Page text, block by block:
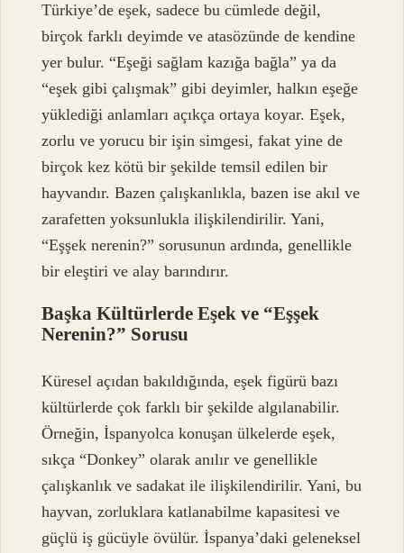
Türkiye’de eşek, sadece bu cümlede değil,
birçok farklı deyimde ve atasözünde de kendine
yer bulur. “Eşeği sağlam kazığa bağla” ya da
“eşek gibi çalışmak” gibi deyimler, halkın eşeğe
yüklediği anlamları açıkça ortaya koyar. Eşek,
zorlu ve yorucu bir işin simgesi, fakat yine de
birçok kez kötü bir şekilde temsil edilen bir
hayvandır. Bazen çalışkanlıkla, bazen ise akıl ve
zarafetten yoksunlukla ilişkilendirilir. Yani,
“Eşşek nerenin?” sorusunun ardında, genellikle
bir eleştiri ve alay barındırır.
Başka Kültürlerde Eşek ve “Eşşek
Nerenin?” Sorusu
Küresel açıdan bakıldığında, eşek figürü bazı
kültürlerde çok farklı bir şekilde algılanabilir.
Örneğin, İspanyolca konuşan ülkelerde eşek,
sıkça “Donkey” olarak anılır ve genellikle
çalışkanlık ve sadakat ile ilişkilendirilir. Yani, bu
hayvan, zorluklara katlanabilme kapasitesi ve
güçlü iş gücüyle övülür. İspanya’daki geleneksel